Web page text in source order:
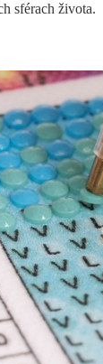
sférach života.